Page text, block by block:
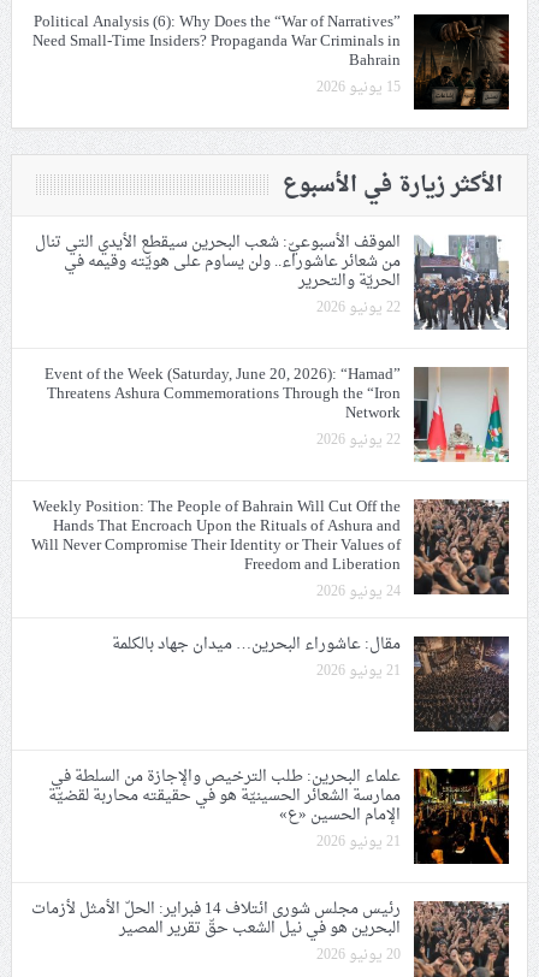
Political Analysis (6): Why Does the “War of Narratives”
Need Small-Time Insiders? Propaganda War Criminals in
Bahrain
15 يونيو 2026
الأكثر زيارة في الأسبوع
الموقف الأسبوعيّ: شعب البحرين سيقطع الأيدي التي تنال
من شعائر عاشوراء.. ولن يساوم على هويّته وقيمه في
الحريّة والتحرير
22 يونيو 2026
Event of the Week (Saturday, June 20, 2026): “Hamad”
Threatens Ashura Commemorations Through the “Iron
Network
22 يونيو 2026
Weekly Position: The People of Bahrain Will Cut Off the
Hands That Encroach Upon the Rituals of Ashura and
Will Never Compromise Their Identity or Their Values of
Freedom and Liberation
24 يونيو 2026
مقال: عاشوراء البحرين… ميدان جهاد بالكلمة
21 يونيو 2026
علماء البحرين: طلب الترخيص والإجازة من السلطة في
ممارسة الشعائر الحسينيّة هو في حقيقته محاربة لقضيّة
الإمام الحسين «ع»
21 يونيو 2026
رئيس مجلس شورى ائتلاف 14 فبراير: الحلّ الأمثل لأزمات
البحرين هو في نيل الشعب حقّ تقرير المصير
20 يونيو 2026